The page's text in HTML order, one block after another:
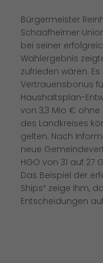
Bürgermeister
Schaafheimer
bei seiner
Wahlergebnis
zufrieden wären.
Vertrauensbonus
Haushaltsplan-
von 3,3 Mio €
des Landkreises
gelten. Nach
neue
HGO von 31 auf
Das Beispiel der
Ships“ zeige Ihm,
Entscheidungen